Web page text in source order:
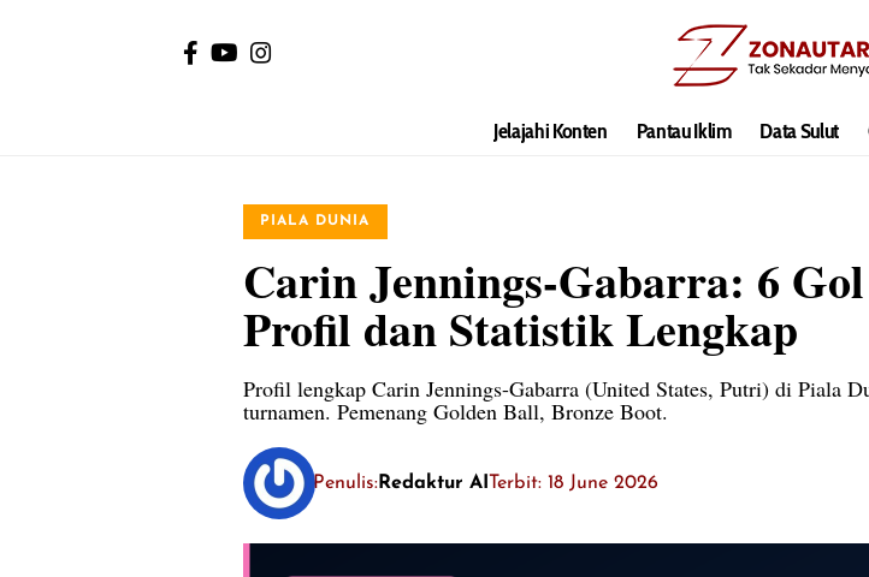
Jelajahi Konten Pantau Iklim Data Sulut
PIALA DUNIA
Carin Jennings-Gabarra: 6
Profil dan Statistik Lengkap
Profil lengkap Carin Jennings-Gabarra (United States, Putri) di Piala
turnamen. Pemenang Golden Ball, Bronze Boot.
Penulis:Redaktur AI Terbit: 18 June 2026